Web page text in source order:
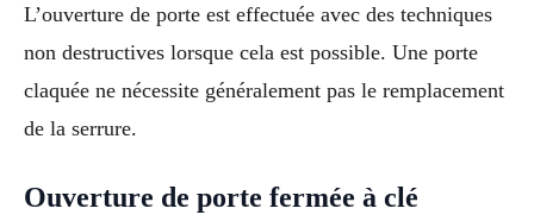
L’ouverture de porte est effectuée avec des techniques
non destructives lorsque cela est possible. Une porte
claquée ne nécessite généralement pas le remplacement
de la serrure.
Ouverture de porte fermée à clé